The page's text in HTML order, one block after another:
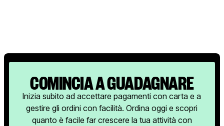
COMINCIA A GUADAGNARE
Inizia subito ad accettare pagamenti con carta e a
gestire gli ordini con facilità. Ordina oggi e scopri
quanto è facile far crescere la tua attività con